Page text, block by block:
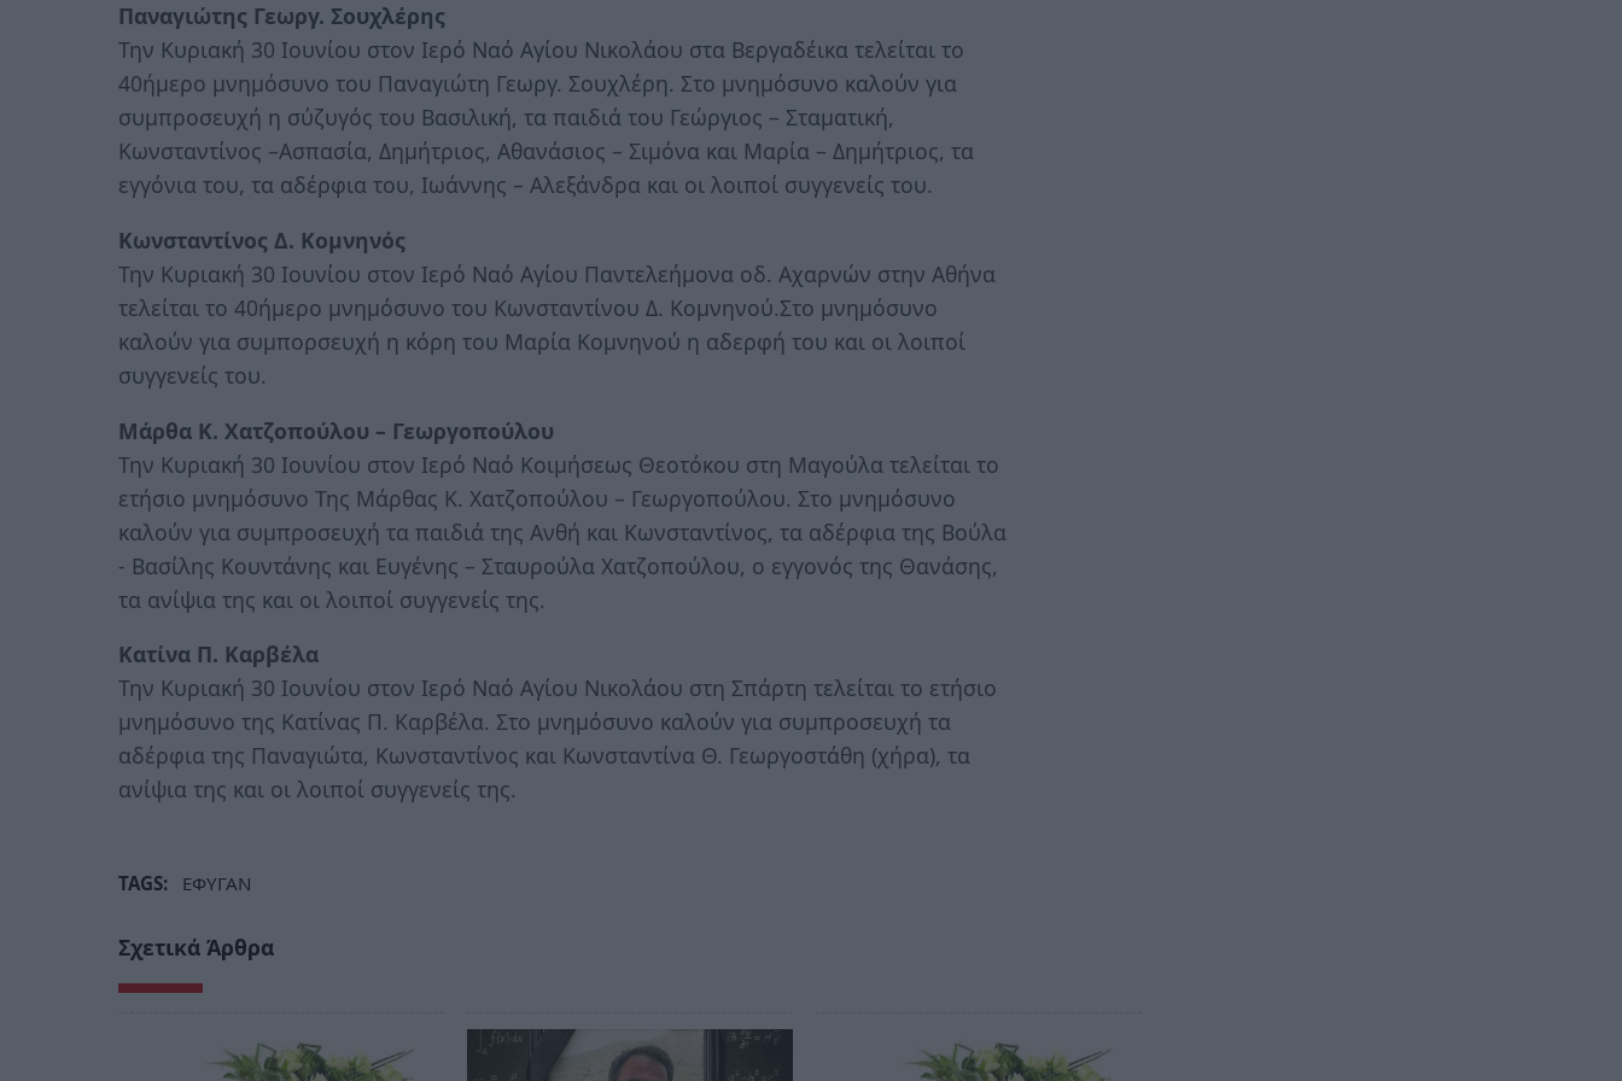
Παναγιώτης Γεωργ. Σουχλέρης
Την Κυριακή 30 Ιουνίου στον Ιερό Ναό Αγίου Νικολάου στα Βεργαδέικα τελείται το
40ήμερο μνημόσυνο του Παναγιώτη Γεωργ. Σουχλέρη. Στο μνημόσυνο καλούν για
συμπροσευχή η σύζυγός του Βασιλική, τα παιδιά του Γεώργιος – Σταματική,
Κωνσταντίνος –Ασπασία, Δημήτριος, Αθανάσιος – Σιμόνα και Μαρία – Δημήτριος, τα
εγγόνια του, τα αδέρφια του, Ιωάννης – Αλεξάνδρα και οι λοιποί συγγενείς του.
Κωνσταντίνος Δ. Κομνηνός
Την Κυριακή 30 Ιουνίου στον Ιερό Ναό Αγίου Παντελεήμονα οδ. Αχαρνών στην Αθήνα
τελείται το 40ήμερο μνημόσυνο του Κωνσταντίνου Δ. Κομνηνού.Στο μνημόσυνο
καλούν για συμπορσευχή η κόρη του Μαρία Κομνηνού η αδερφή του και οι λοιποί
συγγενείς του.
Μάρθα Κ. Χατζοπούλου – Γεωργοπούλου
Την Κυριακή 30 Ιουνίου στον Ιερό Ναό Κοιμήσεως Θεοτόκου στη Μαγούλα τελείται το
ετήσιο μνημόσυνο Της Μάρθας Κ. Χατζοπούλου – Γεωργοπούλου. Στο μνημόσυνο
καλούν για συμπροσευχή τα παιδιά της Ανθή και Κωνσταντίνος, τα αδέρφια της Βούλα
- Βασίλης Κουντάνης και Ευγένης – Σταυρούλα Χατζοπούλου, ο εγγονός της Θανάσης,
τα ανίψια της και οι λοιποί συγγενείς της.
Κατίνα Π. Καρβέλα
Την Κυριακή 30 Ιουνίου στον Ιερό Ναό Αγίου Νικολάου στη Σπάρτη τελείται το ετήσιο
μνημόσυνο της Κατίνας Π. Καρβέλα. Στο μνημόσυνο καλούν για συμπροσευχή τα
αδέρφια της Παναγιώτα, Κωνσταντίνος και Κωνσταντίνα Θ. Γεωργοστάθη (χήρα), τα
ανίψια της και οι λοιποί συγγενείς της.
TAGS: ΕΦΥΓΑΝ
Σχετικά Άρθρα